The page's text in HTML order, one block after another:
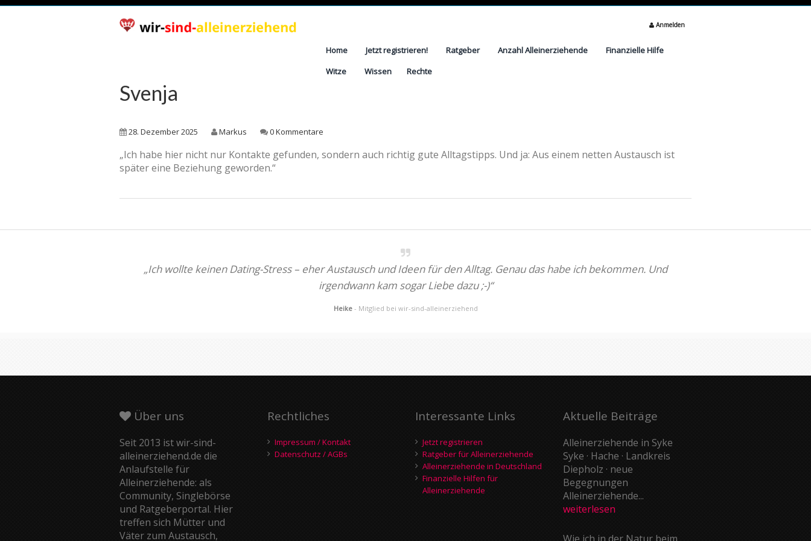
Anmelden
Home Jetzt registrieren! Ratgeber Anzahl Alleinerziehende
Finanzielle Hilfe
Witze
Wissen Rechte
Svenja
28. Dezember 2025 Markus 0 Kommentare
„Ich habe hier nicht nur Kontakte gefunden, sondern auch richtig gute Alltagstipps. Und ja: Aus einem netten Austausch ist
später eine Beziehung geworden.“
„Ich wollte keinen Dating-Stress – eher Austausch und Ideen für den Alltag. Genau das habe ich bekommen. Und
irgendwann kam sogar Liebe dazu ;-)“
Heike - Mitglied bei wir-sind-alleinerziehend
Über uns
Seit 2013 ist wir-sind-
alleinerziehend.de die
Anlaufstelle für
Alleinerziehende: als
Community, Singlebörse
und Ratgeberportal. Hier
treffen sich Mütter und
Väter zum Austausch,
Rechtliches
Impressum / Kontakt
Datenschutz / AGBs
Interessante Links
Jetzt registrieren
Ratgeber für Alleinerziehende
Alleinerziehende in Deutschland
Finanzielle Hilfen für
Alleinerziehende
Aktuelle Beiträge
Alleinerziehende in Syke
Syke · Hache · Landkreis
Diepholz · neue
Begegnungen
Alleinerziehende...
weiterlesen